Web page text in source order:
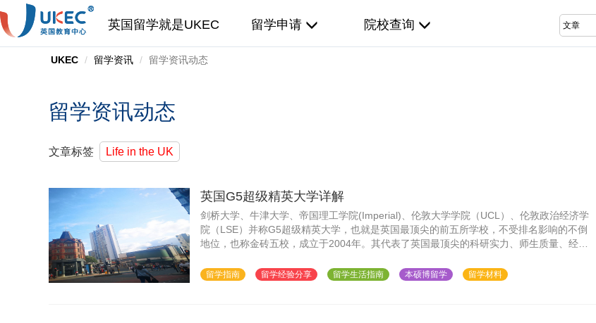
英国留学就是UKEC 留学申请 院校查询
UKEC 留学资讯 留学资讯动态
留学资讯动态
文章标签 Life in the UK
英国G5超级精英大学详解
剑桥大学、牛津大学、帝国理工学院(Imperial)、伦敦大学学院（UCL）、伦敦政治经济学
院（LSE）并称G5超级精英大学，也就是英国最顶尖的前五所学校，不受排名影响的不倒
地位，也称金砖五校，成立于2004年。其代表了英国最顶尖的科研实力、师生质量、经济
留学指南 留学经验分享 留学生活指南 本硕博留学 留学材料